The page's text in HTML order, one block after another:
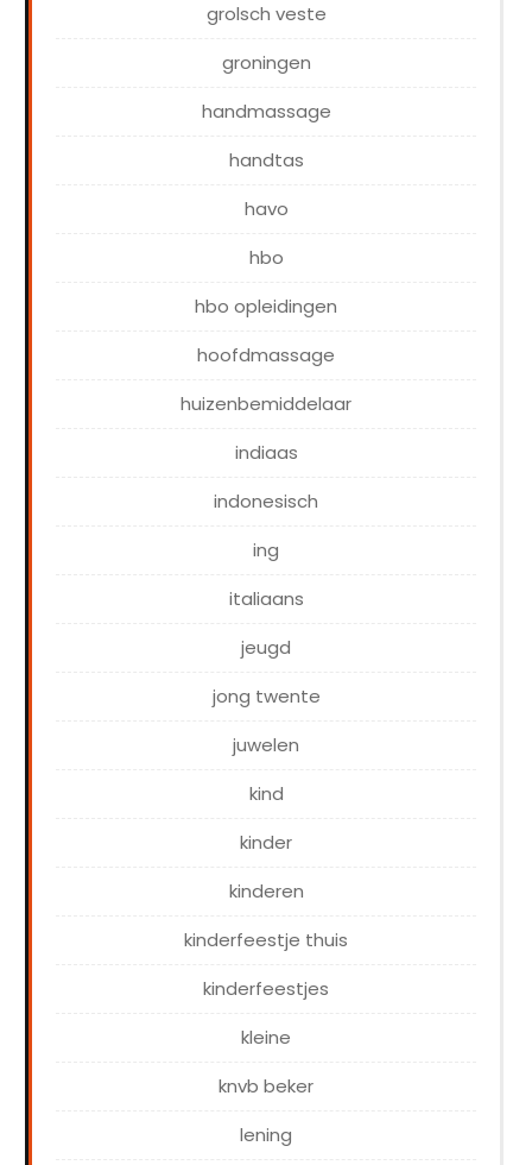
grolsch veste
groningen
handmassage
handtas
havo
hbo
hbo opleidingen
hoofdmassage
huizenbemiddelaar
indiaas
indonesisch
ing
italiaans
jeugd
jong twente
juwelen
kind
kinder
kinderen
kinderfeestje thuis
kinderfeestjes
kleine
knvb beker
lening